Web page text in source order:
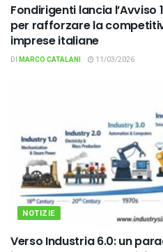
Fondirigenti lancia l’Avviso
per rafforzare la
imprese italiane
DI MARCO CATALANI 11/03/2026
NOTIZIE
Verso Industria 6.0: un